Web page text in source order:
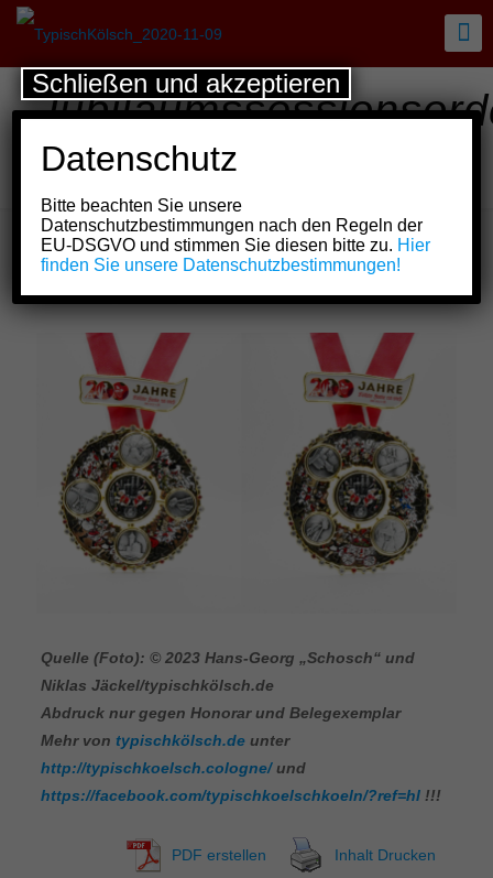
Kölsche Funke rut-
wieß vun 1823 e.V.
Quelle (Foto): © 2023 Hans-Georg „Schosch“ und
Niklas Jäckel/typischkölsch.de
Abdruck nur gegen Honorar und Belegexemplar
Mehr von typischkölsch.deunter
http://typischkoelsch.cologne/und
https://facebook.com/typischkoelschkoeln/?ref=hl!!!
PDF erstellen Inhalt Drucken
Datenschutz
Bitte beachten Sie unsere
Datenschutzbestimmungen nach den Regeln der
EU-DSGVO und stimmen Sie diesen bitte zu. Hier
finden Sie unsere Datenschutzbestimmungen!
Schließen und akzeptieren